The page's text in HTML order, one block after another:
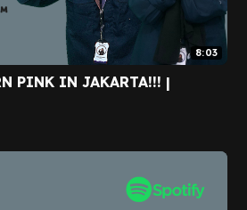
8:03
PINK IN JAKARTA!!! |